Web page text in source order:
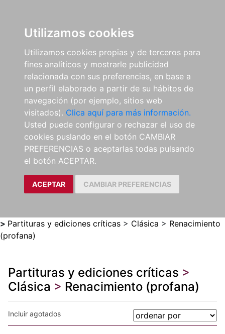
Utilizamos cookies
Utilizamos cookies propias y de terceros para
fines analíticos y mostrarle publicidad
relacionada con sus preferencias, en base a
un perfil elaborado a partir de su hábitos de
navegación (por ejemplo, sitios web
visitados). Clica aquí para más información.
Usted puede configurar o rechazar el uso de
cookies puslando en el botón CAMBIAR
PREFERENCIAS o aceptarlas todas pulsando
el botón ACEPTAR.
ACEPTAR CAMBIAR PREFERENCIAS
> Partituras y ediciones críticas > Clásica > Renacimiento
(profana)
Partituras y ediciones críticas >
Clásica > Renacimiento (profana)
Incluir agotados